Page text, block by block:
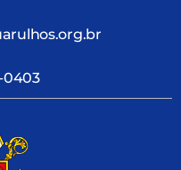
0403